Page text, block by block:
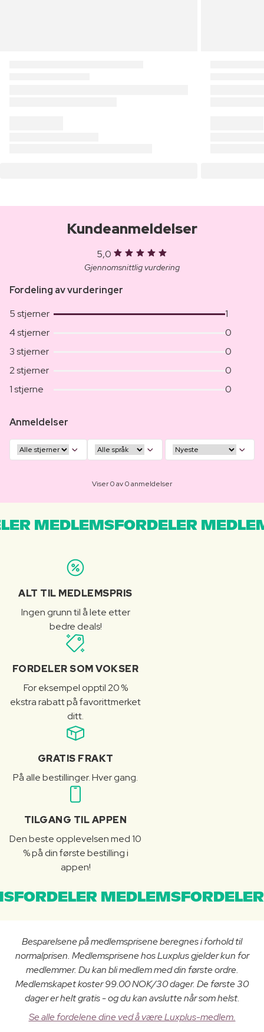
Kundeanmeldelser
5,0
Gjennomsnittlig vurdering
Fordeling av vurderinger
5 stjerner
1
4 stjerner
0
3 stjerner
0
2 stjerner
0
1 stjerne
0
Anmeldelser
Viser 0 av 0 anmeldelser
MEDLEMSFORDELER
ALT TIL MEDLEMSPRIS
Ingen grunn til å lete etter
bedre deals!
FORDELER SOM VOKSER
For eksempel opptil 20 %
ekstra rabatt på favorittmerket
ditt.
GRATIS FRAKT
På alle bestillinger. Hver gang.
TILGANG TIL APPEN
Den beste opplevelsen med 10
% på din første bestilling i
appen!
Besparelsene på medlemsprisene beregnes i forhold til
normalprisen. Medlemsprisene hos Luxplus gjelder kun for
medlemmer. Du kan bli medlem med din første ordre.
Medlemskapet koster 99.00 NOK/30 dager. De første 30
dager er helt gratis - og du kan avslutte når som helst.
Se alle fordelene dine ved å være Luxplus-medlem.